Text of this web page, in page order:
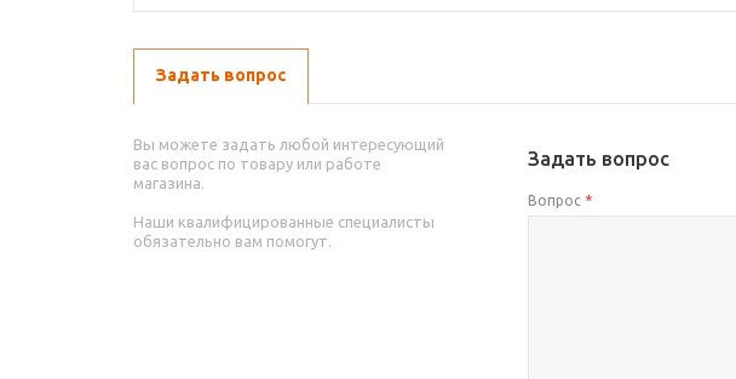
Задать вопрос
Вы можете задать любой интересующий
вас вопрос по товару или работе
магазина.
Наши квалифицированные специалисты
обязательно вам помогут.
Задать вопрос
Вопрос *